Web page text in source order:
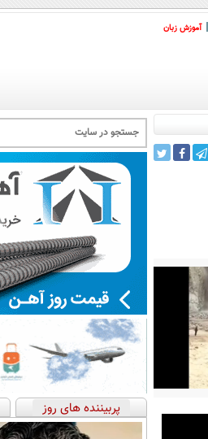
آموزش زبان
پربیننده های روز